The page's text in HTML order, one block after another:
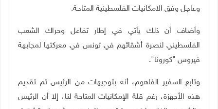
وعاجل وفق الامكانيات الفلسطينية المتاحة.
وأضاف أن ذلك يأتي في إطار تفاعل وحراك الشعب
الفلسطيني لنصرة أشقائهم في تونس في معركتها لمجابهة
فيروس "كورونا".
وتابع السفير الفاهوم، أنه بتوجيهات من الرئيس تم تقديم
هذه الأجهزة، رغم قلة الإمكانيات المتاحة لنا، إلا أن الرئيس